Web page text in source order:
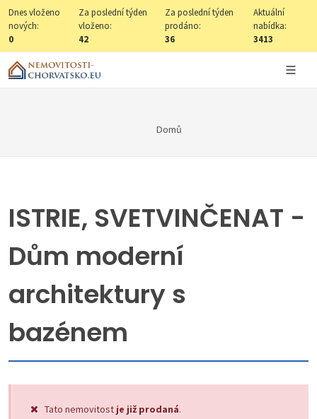
Dnes vloženo
nových:
0
Za poslední týden
vloženo:
42
Za poslední týden
prodáno:
36
Aktuální
nabídka:
3413
Domů
ISTRIE, SVETVINČENAT -
Dům moderní
architektury s
bazénem
Tato nemovitost je již prodaná.